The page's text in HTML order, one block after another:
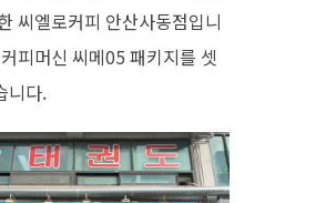
씨엘로커피 안산사동점입니
피머신 씨메05 패키지를 셋
니다.